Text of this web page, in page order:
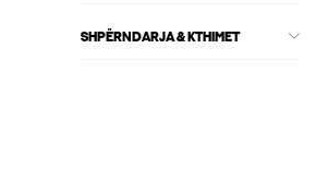
SHPËRNDARJA & KTHIMET